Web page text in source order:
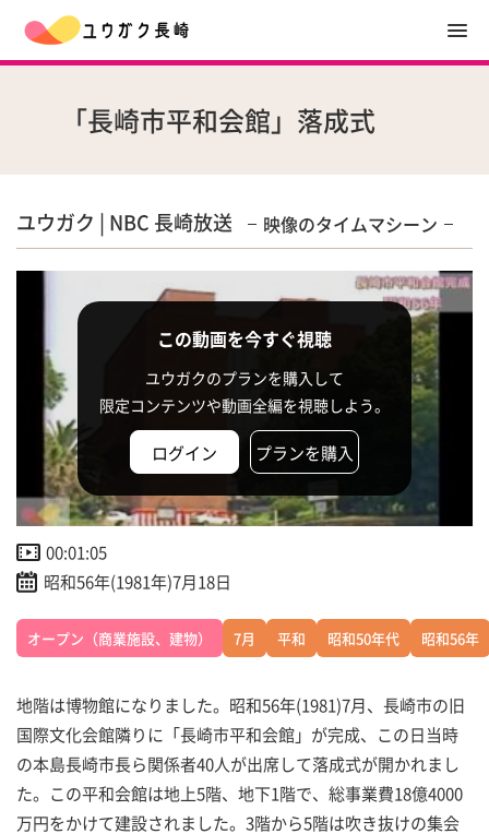
「長崎市平和会館」落成式
ユウガク | NBC 長崎放送 映像のタイムマシーン
この動画を今すぐ視聴
ユウガクのプランを購入して
限定コンテンツや動画全編を視聴しよう。
ログイン プランを購入
00:01:05
昭和56年(1981年)7月18日
オープン（商業施設、建物） 7月 平和 昭和50年代 昭和56年
地階は博物館になりました。昭和56年(1981)7月、長崎市の旧
国際文化会館隣りに「長崎市平和会館」が完成、この日当時
の本島長崎市長ら関係者40人が出席して落成式が開かれまし
た。この平和会館は地上5階、地下1階で、総事業費18億4000
万円をかけて建設されました。3階から5階は吹き抜けの集会